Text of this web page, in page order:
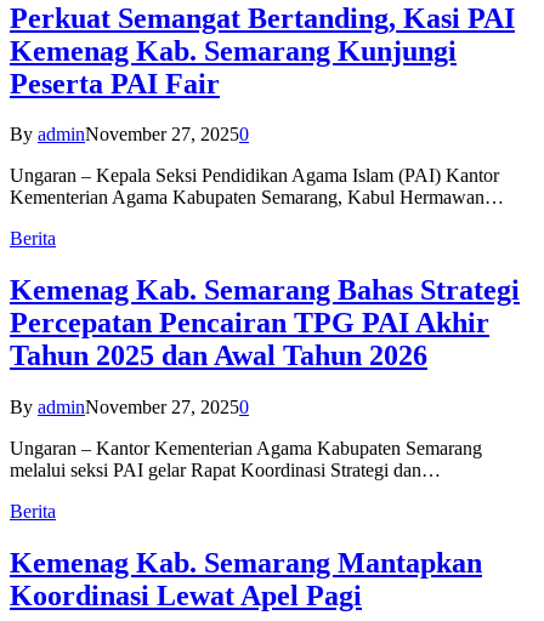
Perkuat Semangat Bertanding, Kasi PAI
Kemenag Kab. Semarang Kunjungi
Peserta PAI Fair
By adminNovember 27, 20250
Ungaran – Kepala Seksi Pendidikan Agama Islam (PAI) Kantor
Kementerian Agama Kabupaten Semarang, Kabul Hermawan…
Berita
Kemenag Kab. Semarang Bahas Strategi
Percepatan Pencairan TPG PAI Akhir
Tahun 2025 dan Awal Tahun 2026
By adminNovember 27, 20250
Ungaran – Kantor Kementerian Agama Kabupaten Semarang
melalui seksi PAI gelar Rapat Koordinasi Strategi dan…
Berita
Kemenag Kab. Semarang Mantapkan
Koordinasi Lewat Apel Pagi